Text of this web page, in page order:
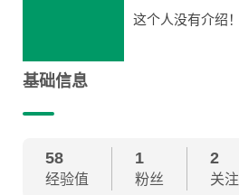
这个人没有介绍！
基础信息
58
经验值
1
粉丝
2
关注